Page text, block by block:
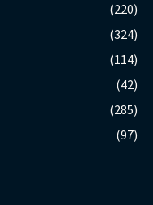
(220)
(324)
(114)
(42)
(285)
(97)